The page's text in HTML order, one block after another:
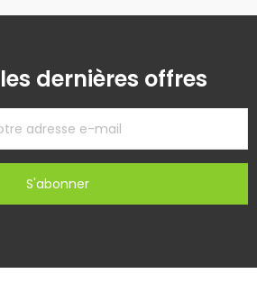
dernières offres
S'abonner